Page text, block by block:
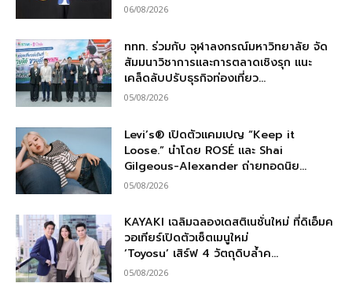
06/08/2026
ททท. ร่วมกับ จุฬาลงกรณ์มหาวิทยาลัย จัด
สัมมนาวิชาการและการตลาดเชิงรุก แนะ
เคล็ดลับปรับธุรกิจท่องเที่ยว...
05/08/2026
Levi’s® เปิดตัวแคมเปญ “Keep it
Loose.” นำโดย ROSÉ และ Shai
Gilgeous-Alexander ถ่ายทอดนิย...
05/08/2026
KAYAKI เฉลิมฉลองเดสติเนชั่นใหม่ ที่ดิเอ็มค
วอเทียร์เปิดตัวเซ็ตเมนูใหม่
‘Toyosu’ เสิร์ฟ 4 วัตถุดิบล้ำค...
05/08/2026